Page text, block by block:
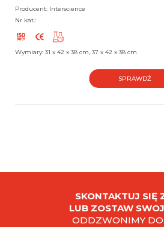
Producent: Interscience
Nr kat.:
Wymiary: 31 x 42 x 38 cm, 37 x 42 x 38 cm
SPRAWDŹ
SKONTAKTUJ SIĘ
LUB ZOSTAW
ODDZWONIMY DO